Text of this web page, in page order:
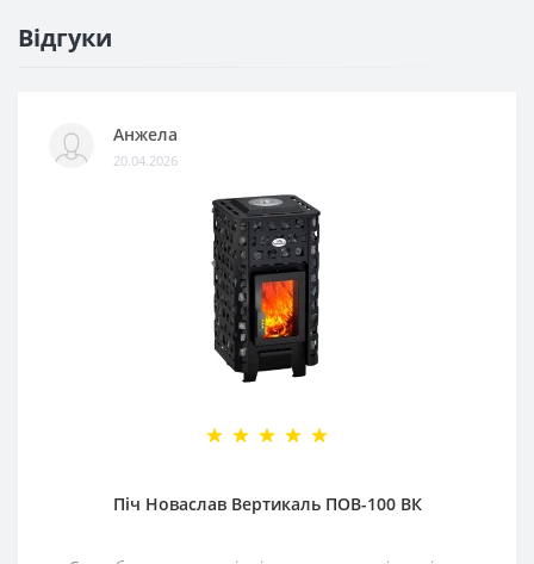
Відгуки
Анжела
20.04.2026
Піч Новаслав Вертикаль ПОВ-100 ВК